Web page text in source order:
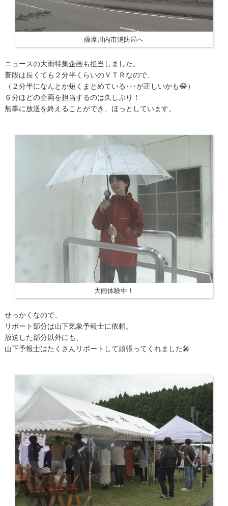
薩摩川内市消防局へ
ニュースの大雨特集企画も担当しました。
普段は長くても２分半くらいのＶＴＲなので、
（２分半になんとか短くまとめている･･･が正しいかも😂）
６分ほどの企画を担当するのは久しぶり！
無事に放送を終えることができ、ほっとしています。
大雨体験中！
せっかくなので、
リポート部分は山下気象予報士に依頼。
放送した部分以外にも、
山下予報士はたくさんリポートして頑張ってくれました🎤